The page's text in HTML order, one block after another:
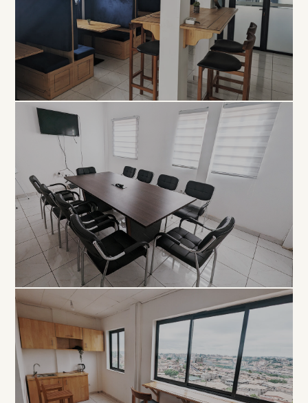
À PARTIR DE 80 000 FCFA / MOIS
COLLABORATIF
Open
Space
À PARTIR DE 5 000 FCFA / JOUR
PROFESSIONNEL
Salle de
Réunion
À PARTIR DE 15 000 FCFA / HEURE